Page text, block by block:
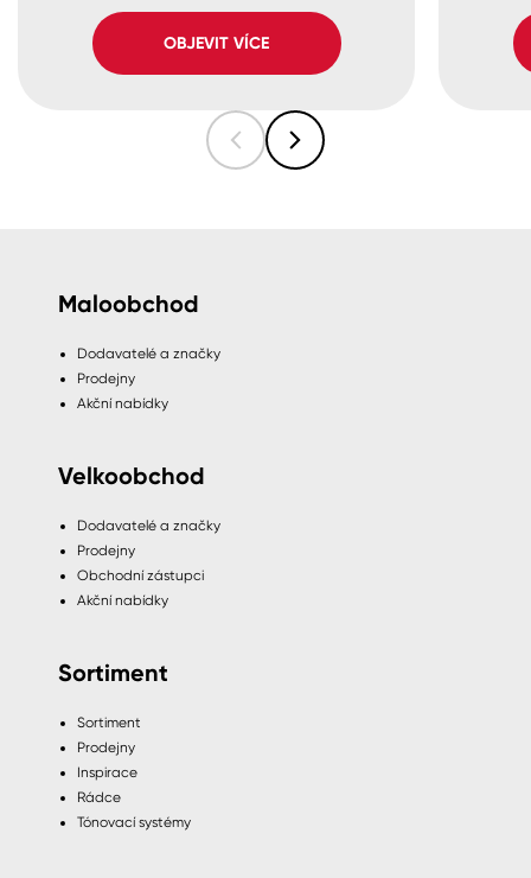
OBJEVIT VÍCE
Maloobchod
Dodavatelé a značky
Prodejny
Akční nabídky
Velkoobchod
Dodavatelé a značky
Prodejny
Obchodní zástupci
Akční nabídky
Sortiment
Sortiment
Prodejny
Inspirace
Rádce
Tónovací systémy